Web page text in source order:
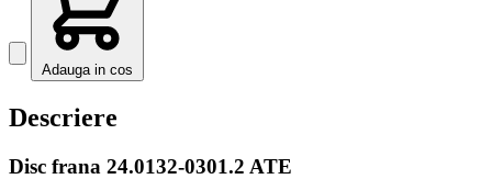
Adauga in cos
Descriere
Disc frana 24.0132-0301.2 ATE